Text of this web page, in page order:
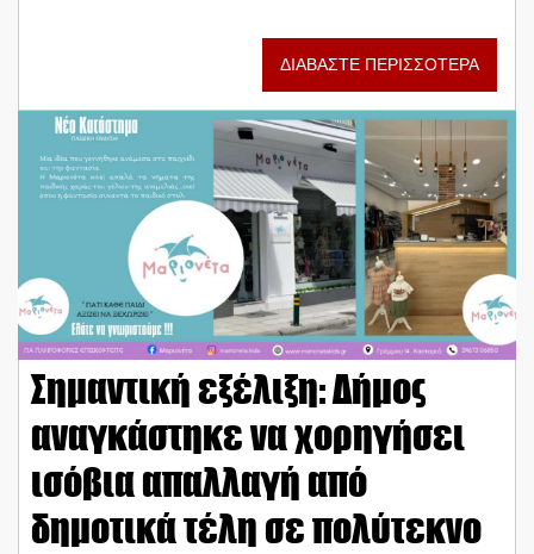
ΔΙΑΒΑΣΤΕ ΠΕΡΙΣΣΟΤΕΡΑ
Σημαντική εξέλιξη: Δήμος
αναγκάστηκε να χορηγήσει
ισόβια απαλλαγή από
δημοτικά τέλη σε πολύτεκνο